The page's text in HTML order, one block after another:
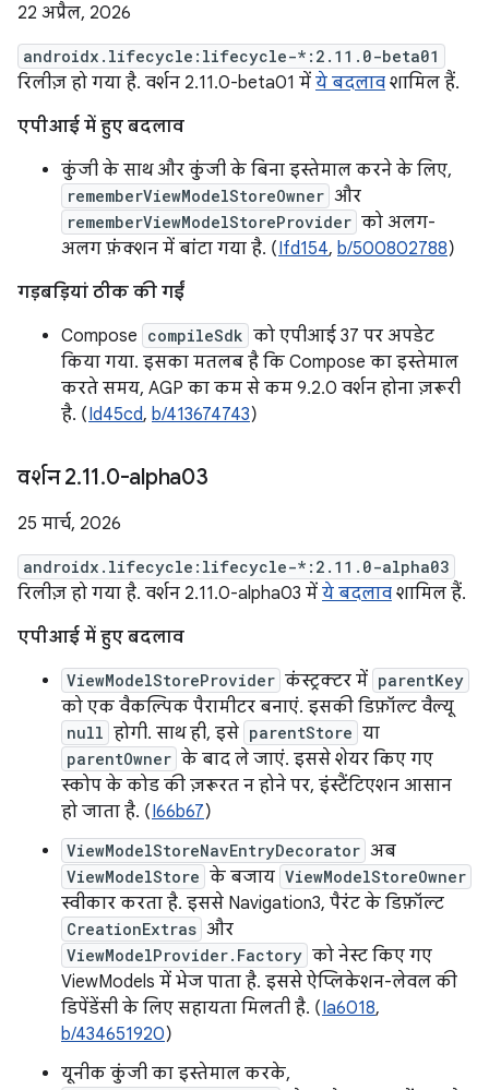
22 अप्रैल, 2026
androidx.lifecycle:lifecycle-*:2.11.0-beta01
रिलीज़ हो गया है. वर्शन 2.11.0-beta01 में ये बदलाव शामिल हैं.
एपीआई में हुए बदलाव
कुंजी के साथ और कुंजी के बिना इस्तेमाल करने के लिए,
rememberViewModelStoreOwner और
rememberViewModelStoreProvider को अलग-
अलग फ़ंक्शन में बांटा गया है. (Ifd154, b/500802788)
गड़बड़ियां ठीक की गईं
Compose compileSdk को एपीआई 37 पर अपडेट
किया गया. इसका मतलब है कि Compose का इस्तेमाल
करते समय, AGP का कम से कम 9.2.0 वर्शन होना ज़रूरी
है. (Id45cd, b/413674743)
वर्शन 2.11.0-alpha03
25 मार्च, 2026
androidx.lifecycle:lifecycle-*:2.11.0-alpha03
रिलीज़ हो गया है. वर्शन 2.11.0-alpha03 में ये बदलाव शामिल हैं.
एपीआई में हुए बदलाव
ViewModelStoreProvider कंस्ट्रक्टर में parentKey
को एक वैकल्पिक पैरामीटर बनाएं. इसकी डिफ़ॉल्ट वैल्यू
null होगी. साथ ही, इसे parentStore या
parentOwner के बाद ले जाएं. इससे शेयर किए गए
स्कोप के कोड की ज़रूरत न होने पर, इंस्टैंटिएशन आसान
हो जाता है. (I66b67)
ViewModelStoreNavEntryDecorator अब
ViewModelStore के बजाय ViewModelStoreOwner
स्वीकार करता है. इससे Navigation3, पैरंट के डिफ़ॉल्ट
CreationExtras और
ViewModelProvider.Factory को नेस्ट किए गए
ViewModels में भेज पाता है. इससे ऐप्लिकेशन-लेवल की
डिपेंडेंसी के लिए सहायता मिलती है. (Ia6018,
b/434651920)
यूनीक कुंजी का इस्तेमाल करके,